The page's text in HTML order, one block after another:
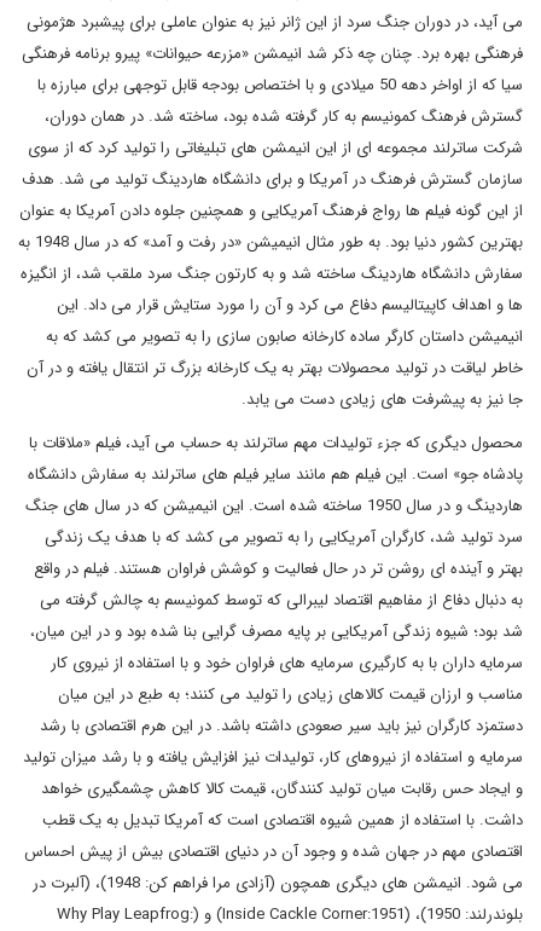
می آید، در دوران جنگ سرد از این ژانر نیز به عنوان عاملی برای پیشبرد هژمونی
فرهنگی بهره برد. چنان چه ذکر شد انیمشن «مزرعه حیوانات» پیرو برنامه فرهنگی
سیا که از اواخر دهه 50 میلادی و با اختصاص بودجه قابل توجهی برای مبارزه با
گسترش فرهنگ کمونیسم به کار گرفته شده بود، ساخته شد. در همان دوران،
شرکت ساترلند مجموعه ای از این انیمشن های تبلیغاتی را تولید کرد که از سوی
سازمان گسترش فرهنگ در آمریکا و برای دانشگاه هاردینگ تولید می شد. هدف
از این گونه فیلم ها رواج فرهنگ آمریکایی و همچنین جلوه دادن آمریکا به عنوان
بهترین کشور دنیا بود. به طور مثال انیمیشن «در رفت و آمد» که در سال 1948 به
سفارش دانشگاه هاردینگ ساخته شد و به کارتون جنگ سرد ملقب شد، از انگیزه
ها و اهداف کاپیتالیسم دفاع می کرد و آن را مورد ستایش قرار می داد. این
انیمیشن داستان کارگر ساده کارخانه صابون سازی را به تصویر می کشد که به
خاطر لیاقت در تولید محصولات بهتر به یک کارخانه بزرگ تر انتقال یافته و در آن
جا نیز به پیشرفت های زیادی دست می یابد.
محصول دیگری که جزء تولیدات مهم ساترلند به حساب می آید، فیلم «ملاقات با
پادشاه جو» است. این فیلم هم مانند سایر فیلم های ساترلند به سفارش دانشگاه
هاردینگ و در سال 1950 ساخته شده است. این انیمیشن که در سال های جنگ
سرد تولید شد، کارگران آمریکایی را به تصویر می کشد که با هدف یک زندگی
بهتر و آینده ای روشن تر در حال فعالیت و کوشش فراوان هستند. فیلم در واقع
به دنبال دفاع از مفاهیم اقتصاد لیبرالی که توسط کمونیسم به چالش گرفته می
شد بود؛ شیوه زندگی آمریکایی بر پایه مصرف گرایی بنا شده بود و در این میان،
سرمایه داران با به کارگیری سرمایه های فراوان خود و با استفاده از نیروی کار
مناسب و ارزان قیمت کالاهای زیادی را تولید می کنند؛ به طبع در این میان
دستمزد کارگران نیز باید سیر صعودی داشته باشد. در این هرم اقتصادی با رشد
سرمایه و استفاده از نیروهای کار، تولیدات نیز افزایش یافته و با رشد میزان تولید
و ایجاد حس رقابت میان تولید کنندگان، قیمت کالا کاهش چشمگیری خواهد
داشت. با استفاده از همین شیوه اقتصادی است که آمریکا تبدیل به یک قطب
اقتصادی مهم در جهان شده و وجود آن در دنیای اقتصادی بیش از پیش احساس
می شود. انیمشن های دیگری همچون (آزادی مرا فراهم کن: 1948)، (آلبرت در
بلوندرلند: 1950)، (
Inside Cackle Corner:1951) و (Why Play Leapfrog: